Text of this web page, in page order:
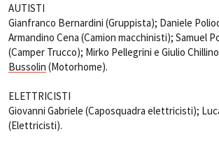
AUTISTI
Gianfranco Bernardini (Gruppista); Daniele
Armandino Cena (Camion macchinisti); Samuel
(Camper Trucco); Mirko Pellegrini e Giulio
Bussolin (Motorhome).
ELETTRICISTI
Giovanni Gabriele (Caposquadra elettricisti);
(Elettricisti).